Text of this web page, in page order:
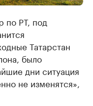
по РТ, под
Татарстан
было
дни ситуация
не изменятся»,